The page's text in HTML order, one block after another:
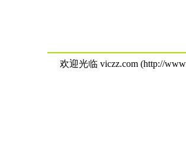
欢迎光临 viczz.com (http://